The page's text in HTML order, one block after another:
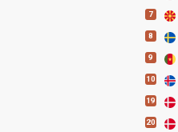
7
8
9
10
19
20